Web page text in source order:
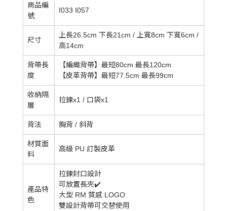
商品編
號
I033 I057
尺寸
上長26.5cm 下長21cm / 上寬8cm 下寬6cm /
高14cm
背帶長
度
【編織背帶】最短80cm 最長120cm
【皮革背帶】最短77.5cm 最長99cm
收納隔
層
拉鍊x1 / 口袋x1
背法 胸背 / 斜背
材質面
料
高級 PU 訂製皮革
產品特
色
拉鍊封口設計
可放置長夾✔️
大型 RM 質感 LOGO
雙設計背帶可交替使用